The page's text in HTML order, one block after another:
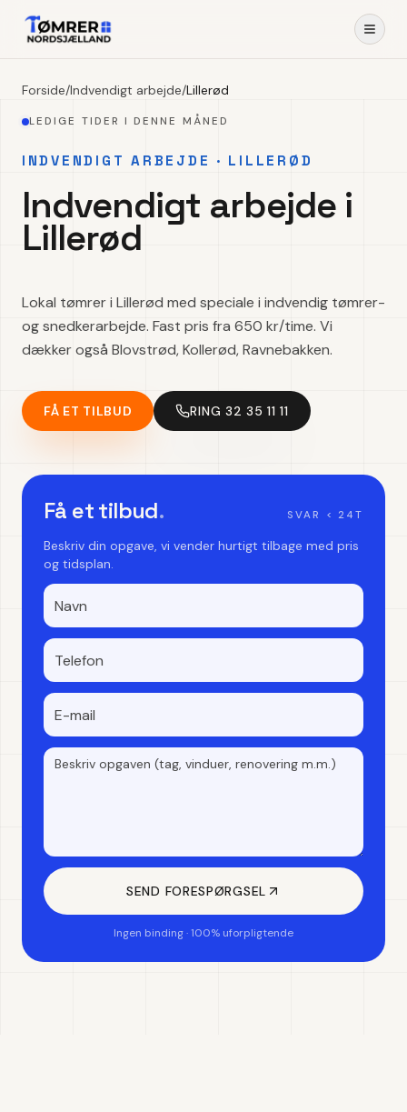
Forside/Indvendigt arbejde/Lillerød
LEDIGE TIDER I DENNE MÅNED
INDVENDIGT ARBEJDE · LILLERØD
Indvendigt arbejde i
Lillerød
Lokal tømrer i Lillerød med speciale i indvendig tømrer-
og snedkerarbejde. Fast pris fra 650 kr/time. Vi
dækker også Blovstrød, Kollerød, Ravnebakken.
FÅ ET TILBUD RING 32 35 11 11
Få et tilbud. SVAR < 24T
Beskriv din opgave, vi vender hurtigt tilbage med pris
og tidsplan.
SEND FORESPØRGSEL
Ingen binding · 100% uforpligtende